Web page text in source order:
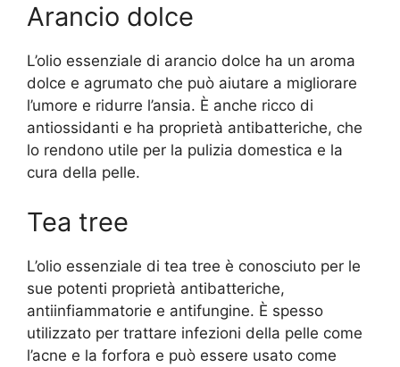
Arancio dolce
L’olio essenziale di arancio dolce ha un aroma
dolce e agrumato che può aiutare a migliorare
l’umore e ridurre l’ansia. È anche ricco di
antiossidanti e ha proprietà antibatteriche, che
lo rendono utile per la pulizia domestica e la
cura della pelle.
Tea tree
L’olio essenziale di tea tree è conosciuto per le
sue potenti proprietà antibatteriche,
antiinfiammatorie e antifungine. È spesso
utilizzato per trattare infezioni della pelle come
l’acne e la forfora e può essere usato come